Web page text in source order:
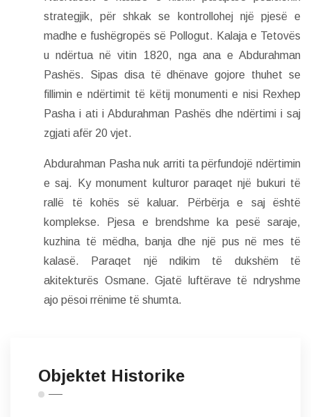
strategjik, për shkak se kontrollohej një pjesë e
madhe e fushëgropës së Pollogut. Kalaja e Tetovës
u ndërtua në vitin 1820, nga ana e Abdurahman
Pashës. Sipas disa të dhënave gojore thuhet se
fillimin e ndërtimit të këtij monumenti e nisi Rexhep
Pasha i ati i Abdurahman Pashës dhe ndërtimi i saj
zgjati afër 20 vjet.
Abdurahman Pasha nuk arriti ta përfundojë ndërtimin
e saj. Ky monument kulturor paraqet një bukuri të
rallë të kohës së kaluar. Përbërja e saj është
komplekse. Pjesa e brendshme ka pesë saraje,
kuzhina të mëdha, banja dhe një pus në mes të
kalasë. Paraqet një ndikim të dukshëm të
akitekturës Osmane. Gjatë luftërave të ndryshme
ajo pësoi rrënime të shumta.
Objektet Historike